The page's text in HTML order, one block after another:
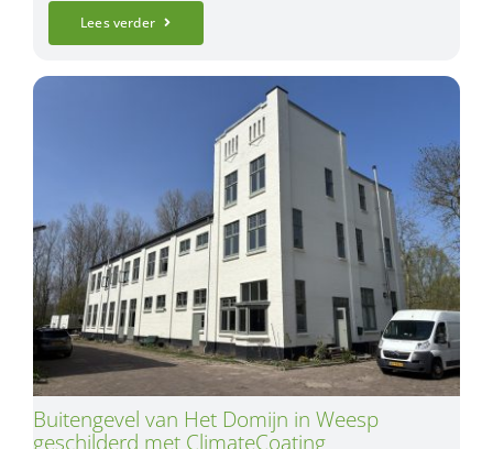
Lees verder
Buitengevel van Het Domijn in Weesp
geschilderd met ClimateCoating